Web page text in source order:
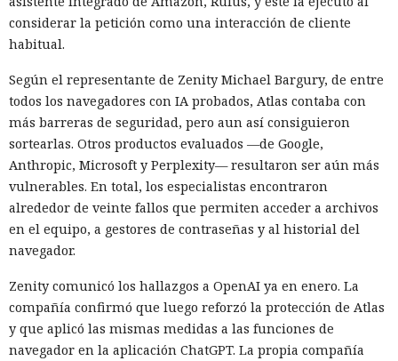
considerar la petición como una interacción de cliente
habitual.
Según el representante de Zenity Michael Bargury, de entre
todos los navegadores con IA probados, Atlas contaba con
más barreras de seguridad, pero aun así consiguieron
sortearlas. Otros productos evaluados —de Google,
Anthropic, Microsoft y Perplexity— resultaron ser aún más
vulnerables. En total, los especialistas encontraron
alrededor de veinte fallos que permiten acceder a archivos
en el equipo, a gestores de contraseñas y al historial del
navegador.
Zenity comunicó los hallazgos a OpenAI ya en enero. La
compañía confirmó que luego reforzó la protección de Atlas
y que aplicó las mismas medidas a las funciones de
navegador en la aplicación ChatGPT. La propia compañía